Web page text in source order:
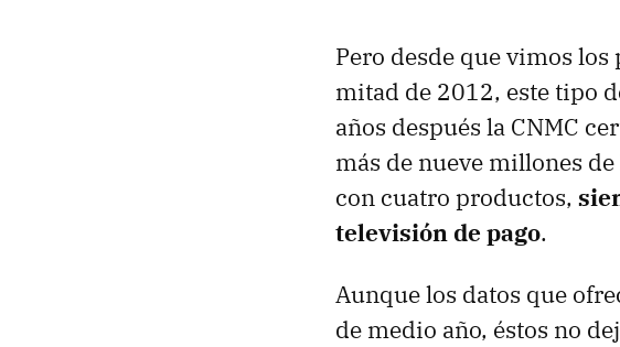
Pero desde que vimos
mitad de 2012, este tipo
años después la CNMC
más de nueve millones
con cuatro productos,
televisión de pago.
Aunque los datos que
de medio año, éstos no